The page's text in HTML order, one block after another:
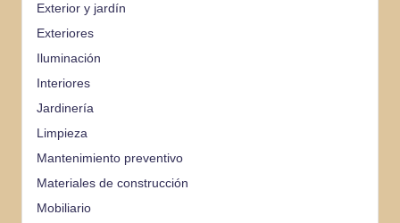
Exterior y jardín
Exteriores
Iluminación
Interiores
Jardinería
Limpieza
Mantenimiento preventivo
Materiales de construcción
Mobiliario